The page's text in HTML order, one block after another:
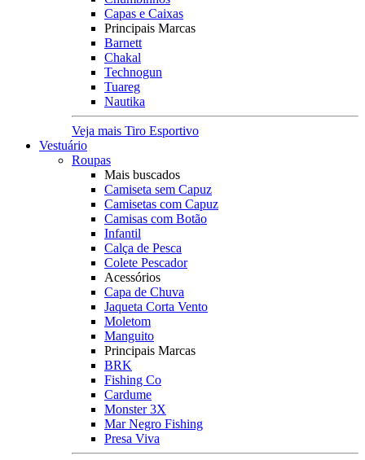
Capas e Caixas
Principais Marcas
Barnett
Chakal
Technogun
Tuareg
Nautika
Veja mais Tiro Esportivo
Vestuário
Roupas
Mais buscados
Camiseta sem Capuz
Camisetas com Capuz
Camisas com Botão
Infantil
Calça de Pesca
Colete Pescador
Acessórios
Capa de Chuva
Jaqueta Corta Vento
Moletom
Manguito
Principais Marcas
BRK
Fishing Co
Cardume
Monster 3X
Mar Negro Fishing
Presa Viva